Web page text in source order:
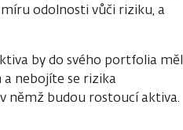
odolnosti vůči riziku, a
by do svého portfolia měl
nebojíte se rizika
němž budou rostoucí aktiva.